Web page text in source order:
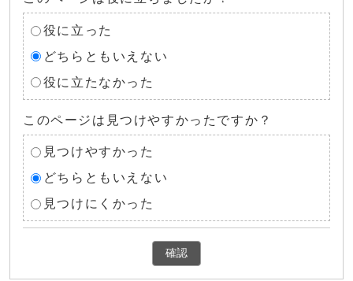
役に立った
どちらともいえない
役に立たなかった
このページは見つけやすかったですか？
見つけやすかった
どちらともいえない
見つけにくかった
確認